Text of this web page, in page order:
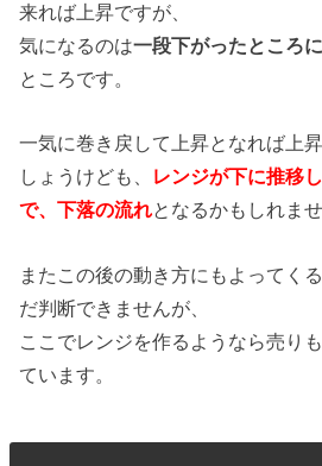
来れば上昇ですが、
気になるのは一段下がったところ
ところです。
一気に巻き戻して上昇となれば上
しょうけども、 レンジが下に推移
で、下落の流れとなるかもしれませ
またこの後の動き方にもよってく
だ判断できませんが、
ここでレンジを作るようなら売り
ています。